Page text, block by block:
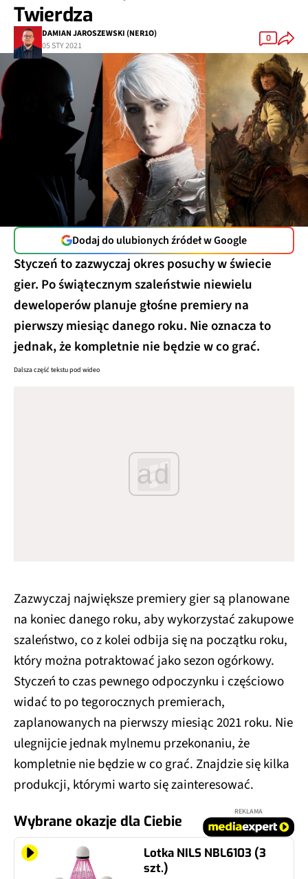
Twierdza
DAMIAN JAROSZEWSKI (NER1O)
05 STY 2021
0
Dodaj do ulubionych źródeł w Google
Styczeń to zazwyczaj okres posuchy w świecie
gier. Po świątecznym szaleństwie niewielu
deweloperów planuje głośne premiery na
pierwszy miesiąc danego roku. Nie oznacza to
jednak, że kompletnie nie będzie w co grać.
Dalsza część tekstu pod wideo
ad
Zazwyczaj największe premiery gier są planowane
na koniec danego roku, aby wykorzystać zakupowe
szaleństwo, co z kolei odbija się na początku roku,
który można potraktować jako sezon ogórkowy.
Styczeń to czas pewnego odpoczynku i częściowo
widać to po tegorocznych premierach,
zaplanowanych na pierwszy miesiąc 2021 roku. Nie
ulegnijcie jednak mylnemu przekonaniu, że
kompletnie nie będzie w co grać. Znajdzie się kilka
produkcji, którymi warto się zainteresować.
Wybrane okazje dla Ciebie
REKLAMA
Lotka NILS NBL6103 (3
szt.)